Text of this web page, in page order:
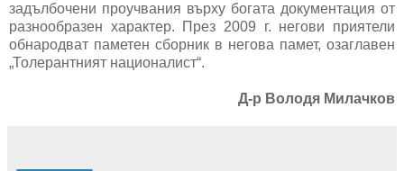
задълбочени проучвания върху богата документация от
разнообразен характер. През 2009 г. негови приятели
обнародват паметен сборник в негова памет, озаглавен
„Толерантният националист“.
Д-р Володя Милачков